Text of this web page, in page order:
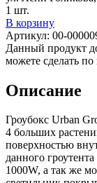
1 шт.
В корзину
Артикул: 00-
Данный продукт
можете сделать
Описание
Гроубокс Urban
4 больших
поверхностью
данного
1000W, а так же